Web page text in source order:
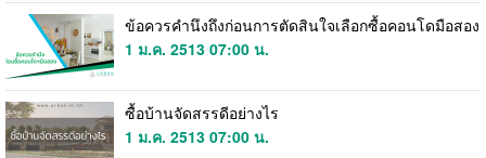
ข้อควรคำนึงถึงก่อนการตัดสินใจเลือกซื้อคอนโดมือสอง
1 ม.ค. 2513 07:00 น.
ซื้อบ้านจัดสรรดีอย่างไร
1 ม.ค. 2513 07:00 น.